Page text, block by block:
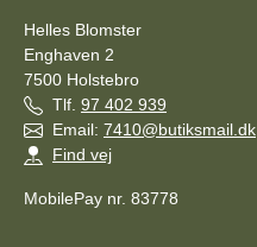
Helles Blomster
Enghaven 2
7500 Holstebro
Tlf. 97 402 939
Email: 7410@butiksmail.dk
Find vej
MobilePay nr. 83778